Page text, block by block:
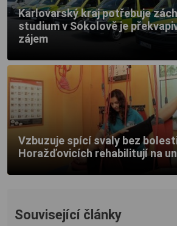
Karlovarský kraj potřebuje
studium v Sokolově je
zájem
Vzbuzuje spící svaly bez
Horažďovicích rehabilitují na
Související články